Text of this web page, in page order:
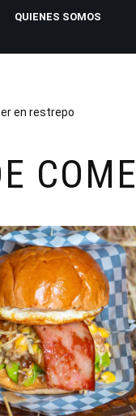
QUIENES SOMOS
en restrepo